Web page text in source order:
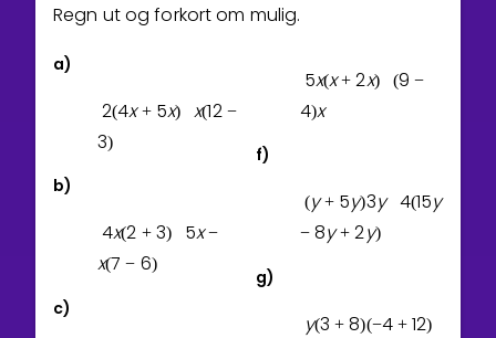
Regn ut og forkort om mulig.
a)
2(4x + 5x) x(12 −
3)
b)
4x(2 + 3) 5x −
x(7 − 6)
c)
5x(x + 2x) (9 −
4)x
f)
(y + 5y)3y 4(15y
− 8y + 2y)
g)
y(3 + 8)(−4 + 12)